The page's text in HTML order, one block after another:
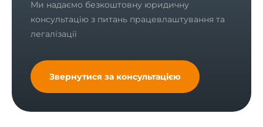
Ми надаємо безкоштовну юридичну
консультацію з питань працевлаштування та
легалізації
Звернутися за консультацією